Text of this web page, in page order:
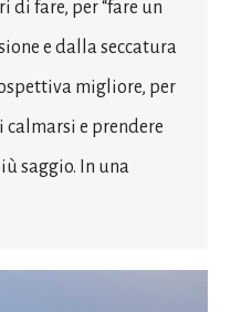
di fare, per “fare un
e dalla seccatura
migliore, per
e prendere
saggio. In una